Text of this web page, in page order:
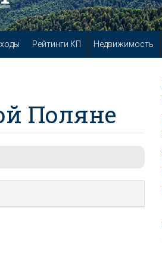
Рейтинги КП Недвижимость
Поляне